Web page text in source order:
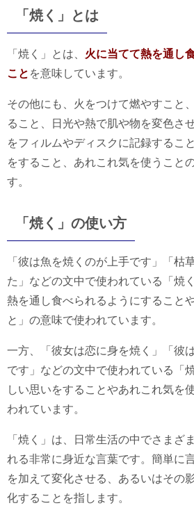
「焼く」とは
「焼く」とは、 火に当てて熱を通し
こと を意味しています。
その他にも、火をつけて燃やすこと
ること、日光や熱で肌や物を変色さ
をフィルムやディスクに記録するこ
をすること、あれこれ気を使うこと
す。
「焼く」の使い方
「彼は魚を焼くのが上手です」「枯
た」などの文中で使われている「焼
熱を通し食べられるようにすること
と」の意味で使われています。
一方、「彼女は恋に身を焼く」「彼
です」などの文中で使われている「
しい思いをすることやあれこれ気を
われています。
「焼く」は、日常生活の中でさまざ
れる非常に身近な言葉です。簡単に
を加えて変化させる、あるいはその
化することを指します。